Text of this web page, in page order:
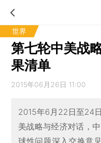
世界
第七轮中美战
果清单
2015年06月26日 11:00
2015年6月22日至24
美战略与经济对话，